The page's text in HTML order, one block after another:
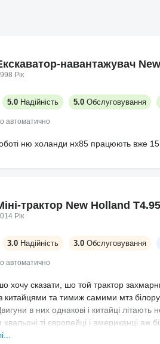
навантажувач
Рік
5.0 Надійність 5.0 Обслуговування
автоматично
ню холанди нх85 працюють вже
трактор New Holland
Рік
3.0 Надійність 3.0 Обслуговування
автоматично
хочу сказати, шо той трактор
китайцями та тимиж самими мтз
в них однакові і китайці
ті європейці і американці аж
треба, то мініка китайця взяв і